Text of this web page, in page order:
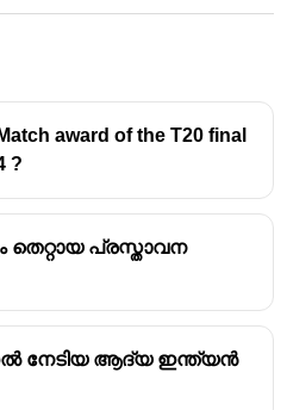
ജാജാർ
അമന്റെ
10
സെഹ്റാവത്ത്
award of the T20 final
?
തെറ്റായ പ്രസ്താവന
നേടിയ ആദ്യ ഇന്ത്യൻ